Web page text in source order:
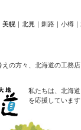
美幌 ｜ 北見 ｜釧路｜小樽
の方々、北海道の工務
私たちは、北海
を応援していま